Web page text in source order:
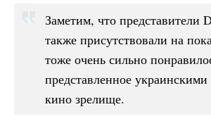
Заметим, что представители
также присутствовали на
тоже очень сильно
представленное украинскими
кино зрелище.